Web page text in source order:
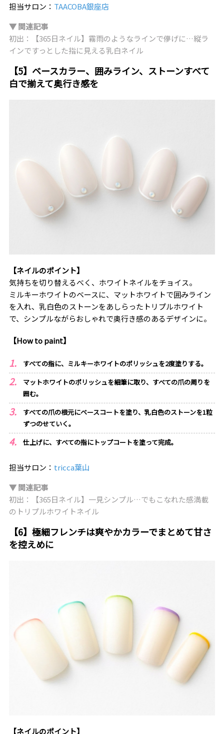
担当サロン： TAACOBA銀座店
▼ 関連記事
初出：【365日ネイル】霧雨のようなラインで儚げに…縦ラ
インですっとした指に見える乳白ネイル
【5】ベースカラー、囲みライン、ストーンすべて
白で揃えて奥行き感を
【ネイルのポイント】
気持ちを切り替えるべく、ホワイトネイルをチョイス。
ミルキーホワイトのベースに、マットホワイトで囲みライン
を入れ、乳白色のストーンをあしらったトリプルホワイト
で、シンプルながらおしゃれで奥行き感のあるデザインに。
【How to paint】
すべての指に、ミルキーホワイトのポリッシュを2度塗りする。
マットホワイトのポリッシュを細筆に取り、すべての爪の周りを
囲む。
すべての爪の根元にベースコートを塗り、乳白色のストーンを1粒
ずつのせていく。
仕上げに、すべての指にトップコートを塗って完成。
担当サロン： tricca葉山
▼ 関連記事
初出：【365日ネイル】一見シンプル…でもこなれた感満載
のトリプルホワイトネイル
【6】極細フレンチは爽やかカラーでまとめて甘さ
を控えめに
【ネイルのポイント】